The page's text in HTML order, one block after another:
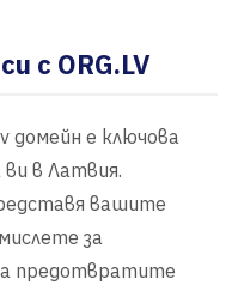
с ORG.LV
домейн е ключова
в Латвия.
вашите
за
предотвратите